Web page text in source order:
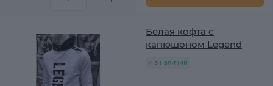
Белая кофта с
капюшоном Legend
в наличии